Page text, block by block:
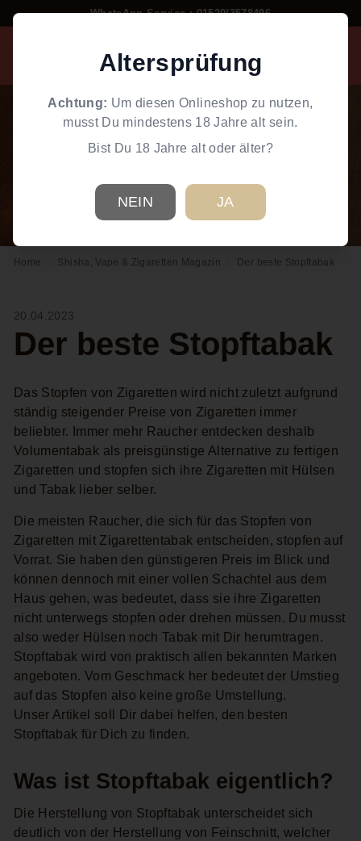
Altersprüfung
Achtung: Um diesen Onlineshop zu nutzen,
musst Du mindestens 18 Jahre alt sein.
Bist Du 18 Jahre alt oder älter?
NEIN JA
zum
WhatsApp Service : 01520/3578496
o
k
Suche
Home Shisha, Vape & Zigaretten Magazin Der beste Stopftabak
20.04.2023
Der beste Stopftabak
Das Stopfen von Zigaretten wird nicht zuletzt aufgrund
ständig steigender Preise von Zigaretten immer
beliebter. Immer mehr Raucher entdecken deshalb
Volumentabak als preisgünstige Alternative zu fertigen
Zigaretten und stopfen sich ihre Zigaretten mit Hülsen
und Tabak lieber selber.
Die meisten Raucher, die sich für das Stopfen von
Zigaretten mit Zigarettentabak entscheiden, stopfen auf
Vorrat. Sie haben den günstigeren Preis im Blick und
können dennoch mit einer vollen Schachtel aus dem
Haus gehen, was bedeutet, dass sie ihre Zigaretten
nicht unterwegs stopfen oder drehen müssen. Du musst
also weder Hülsen noch Tabak mit Dir herumtragen.
Stopftabak wird von praktisch allen bekannten Marken
angeboten. Vom Geschmack her bedeutet der Umstieg
auf das Stopfen also keine große Umstellung.
Unser Artikel soll Dir dabei helfen, den besten
Stopftabak für Dich zu finden.
Was ist Stopftabak eigentlich?
Die Herstellung von Stopftabak unterscheidet sich
deutlich von der Herstellung von Feinschnitt, welcher